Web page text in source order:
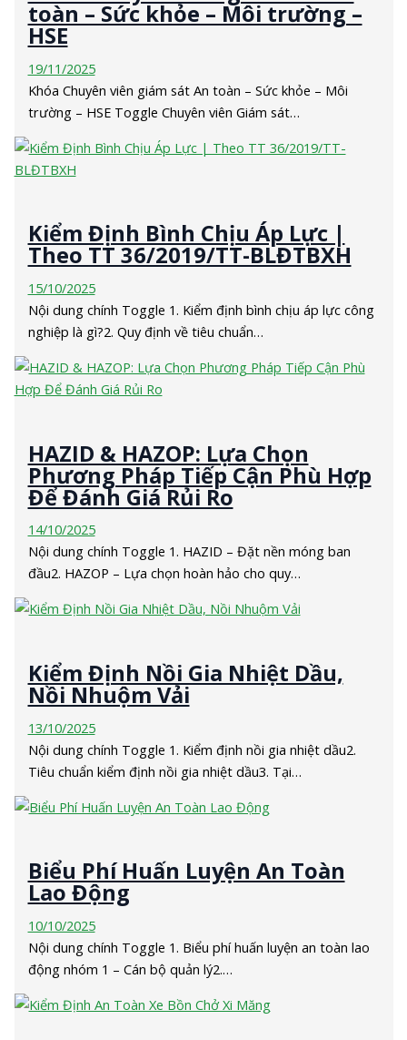
toàn – Sức khỏe – Môi trường –
HSE
19/11/2025
Khóa Chuyên viên giám sát An toàn – Sức khỏe – Môi
trường – HSE Toggle Chuyên viên Giám sát…
Kiểm Định Bình Chịu Áp Lực |
Theo TT 36/2019/TT-BLĐTBXH
15/10/2025
Nội dung chính Toggle 1. Kiểm định bình chịu áp lực công
nghiệp là gì?2. Quy định về tiêu chuẩn…
HAZID & HAZOP: Lựa Chọn
Phương Pháp Tiếp Cận Phù Hợp
Để Đánh Giá Rủi Ro
14/10/2025
Nội dung chính Toggle 1. HAZID – Đặt nền móng ban
đầu2. HAZOP – Lựa chọn hoàn hảo cho quy…
Kiểm Định Nồi Gia Nhiệt Dầu,
Nồi Nhuộm Vải
13/10/2025
Nội dung chính Toggle 1. Kiểm định nồi gia nhiệt dầu2.
Tiêu chuẩn kiểm định nồi gia nhiệt dầu3. Tại…
Biểu Phí Huấn Luyện An Toàn
Lao Động
10/10/2025
Nội dung chính Toggle 1. Biểu phí huấn luyện an toàn lao
động nhóm 1 – Cán bộ quản lý2.…